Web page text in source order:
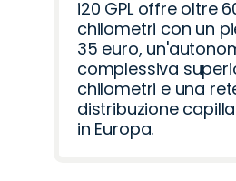
i20 GPL offre oltre
chilometri con un
35 euro,
complessiva
chilometri e una
distribuzione
in Europa.